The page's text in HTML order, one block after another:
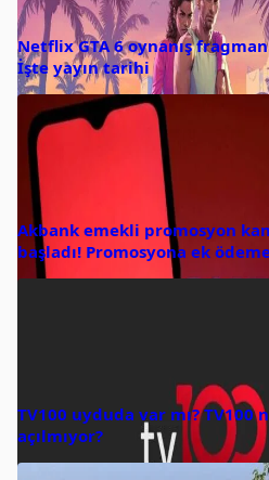
Netflix GTA 6 oynanış
İşte yayın tarihi
Akbank emekli promosyon
başladı! Promosyona ek
TV100 uyduda var mı? TV100
açılmıyor?